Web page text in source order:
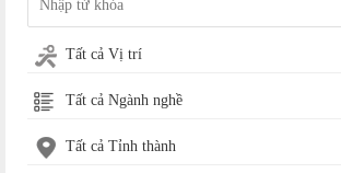
Tất cả Vị trí
Tất cả Ngành nghề
Tất cả Tỉnh thành